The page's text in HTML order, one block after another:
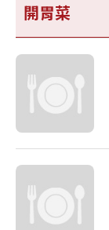
開胃菜